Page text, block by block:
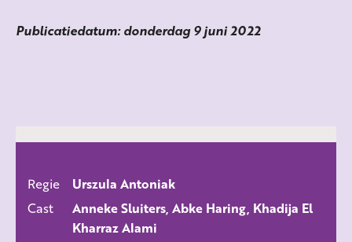
Publicatiedatum: donderdag 9 juni 2022
Regie
Urszula Antoniak
Cast
Anneke Sluiters, Abke Haring, Khadija El
Kharraz Alami